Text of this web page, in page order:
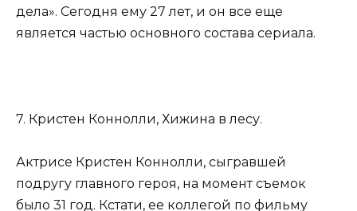
дела». Сегодня ему 27 лет, и он все еще
является частью основного состава сериала.
7. Кристен Коннолли, Хижина в лесу.
Актрисе Кристен Коннолли, сыгравшей
подругу главного героя, на момент съемок
было 31 год. Кстати, ее коллегой по фильму